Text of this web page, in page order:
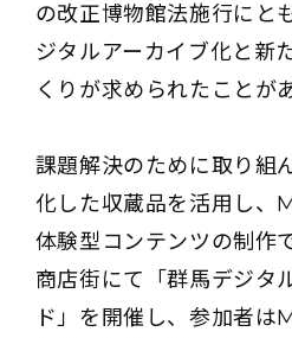
の改正博物館法施行にと
ジタルアーカイブ化と新
くりが求められたことが
課題解決のために取り組
化した収蔵品を活用し、
体験型コンテンツの制作
商店街にて「群馬デジタ
ド」を開催し、参加者は